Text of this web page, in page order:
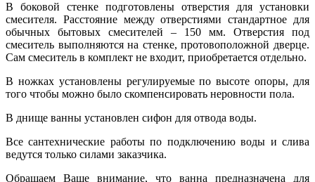
В боковой стенке подготовлены отверстия для установки
смесителя. Расстояние между отверстиями стандартное для
обычных бытовых смесителей – 150 мм. Отверстия под
смеситель выполняются на стенке, протовоположной дверце.
Сам смеситель в комплект не входит, приобретается отдельно.
В ножках установлены регулируемые по высоте опоры, для
того чтобы можно было скомпенсировать неровности пола.
В днище ванны установлен сифон для отвода воды.
Все сантехнические работы по подключению воды и слива
ведутся только силами заказчика.
Обращаем Ваше внимание, что ванна предназначена для